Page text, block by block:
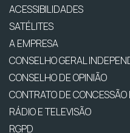
ACESSIBILIDADES
SATÉLITES
A EMPRESA
CONSELHO GERAL
CONSELHO DE OPINIÃO
CONTRATO DE
RÁDIO E TELEVISÃO
RGPD